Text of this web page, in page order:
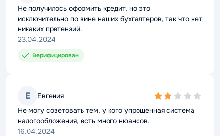
Не получилось оформить кредит, но это
исключительно по вине наших бухгалтеров, так что нет
никаких претензий.
23.04.2024
Верифицирован
Е Евгения
2,0
rating
Не могу советовать тем, у кого упрощенная система
налогообложения, есть много нюансов.
16.04.2024